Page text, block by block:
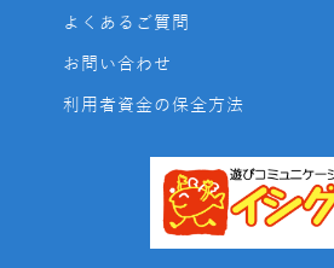
よくあるご質問
お問い合わせ
利用者資金の保全方法